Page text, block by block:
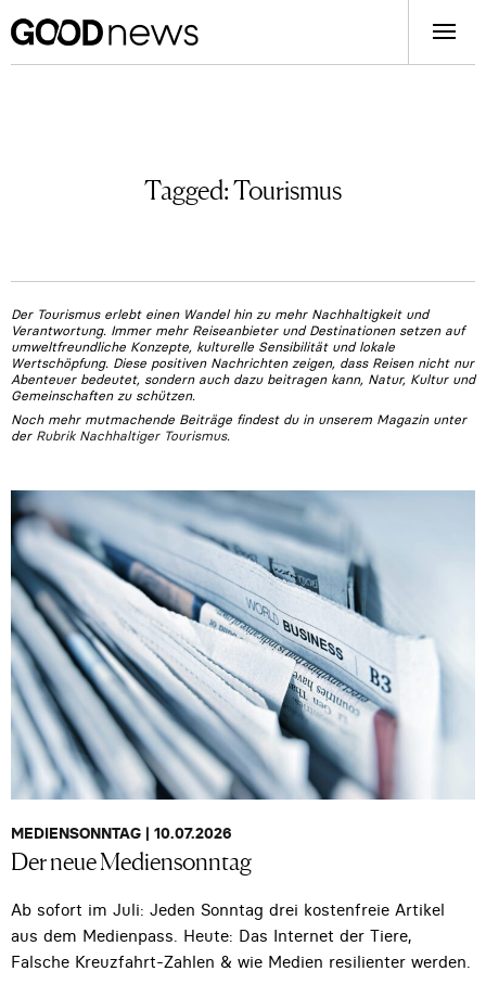
Tagged:Tourismus
Der Tourismus erlebt einen Wandel hin zu mehr Nachhaltigkeit und
Verantwortung. Immer mehr Reiseanbieter und Destinationen setzen auf
umweltfreundliche Konzepte, kulturelle Sensibilität und lokale
Wertschöpfung. Diese positiven Nachrichten zeigen, dass Reisen nicht nur
Abenteuer bedeutet, sondern auch dazu beitragen kann, Natur, Kultur und
Gemeinschaften zu schützen.
Noch mehr mutmachende Beiträge findest du in unserem Magazin unter
der Rubrik Nachhaltiger Tourismus.
MEDIENSONNTAG | 10.07.2026
Der neue Mediensonntag
Ab sofort im Juli: Jeden Sonntag drei kostenfreie Artikel
aus dem Medienpass. Heute: Das Internet der Tiere,
Falsche Kreuzfahrt-Zahlen & wie Medien resilienter werden.